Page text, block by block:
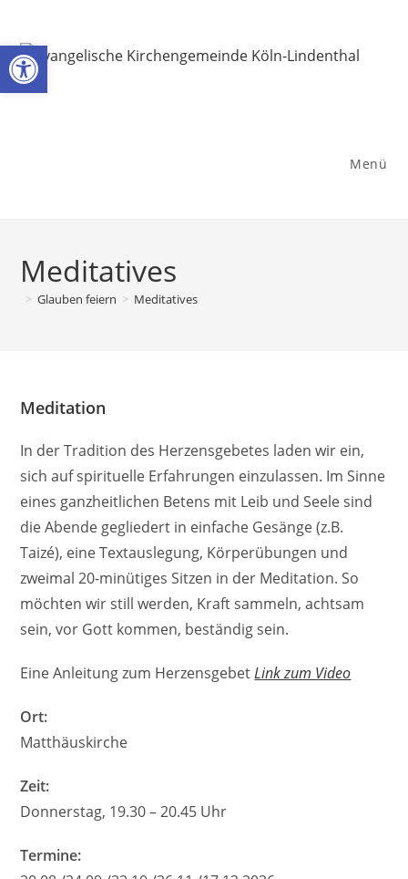
springen
Menü
Meditatives
> Glauben feiern > Meditatives
Meditation
In der Tradition des Herzensgebetes laden wir ein,
sich auf spirituelle Erfahrungen einzulassen. Im Sinne
eines ganzheitlichen Betens mit Leib und Seele sind
die Abende gegliedert in einfache Gesänge (z.B.
Taizé), eine Textauslegung, Körperübungen und
zweimal 20-minütiges Sitzen in der Meditation. So
möchten wir still werden, Kraft sammeln, achtsam
sein, vor Gott kommen, beständig sein.
Eine Anleitung zum HerzensgebetLink zum Video
Ort:
Matthäuskirche
Zeit:
Donnerstag, 19.30 – 20.45 Uhr
Termine:
Werkzeugleiste öffnen